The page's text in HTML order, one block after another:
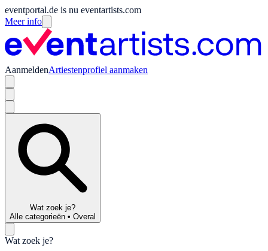
eventportal.de is nu eventartists.com
Meer info
AanmeldenArtiestenprofiel aanmaken
Wat zoek je?
Alle categorieën • Overal
Wat zoek je?